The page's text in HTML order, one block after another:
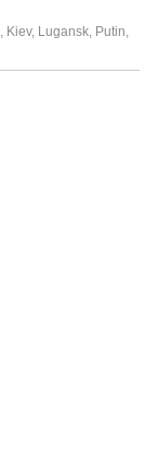
, Kiev, Lugansk, Putin,